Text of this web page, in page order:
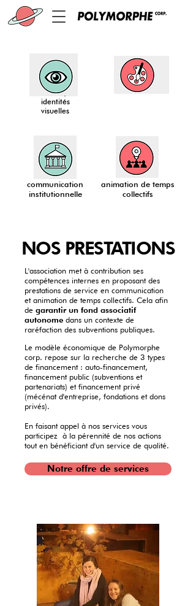
communication
institutionnelle
animation de temps
collectifs
identités
visuelles
NOS PRESTATIONS
L'association met à contribution ses
compétences internes en proposant des
prestations de service en communication
et animation de temps collectifs. Cela afin
de garantir un fond associatif
autonome dans un contexte de
raréfaction des subventions publiques.
Le modèle économique de Polymorphe
corp. repose sur la recherche de 3 types
de financement : auto-financement,
financement public (subventions et
partenariats) et financement privé
(mécénat d'entreprise, fondations et dons
privés).
En faisant appel à nos services vous
participez à la pérennité de nos actions
tout en bénéficiant d'un service de qualité.
Notre offre de services